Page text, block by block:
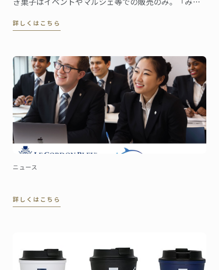
子さんは、2002年に東京校でグラン・ディプロムを取
詳しくはこちら
ニュース
詳しくはこちら